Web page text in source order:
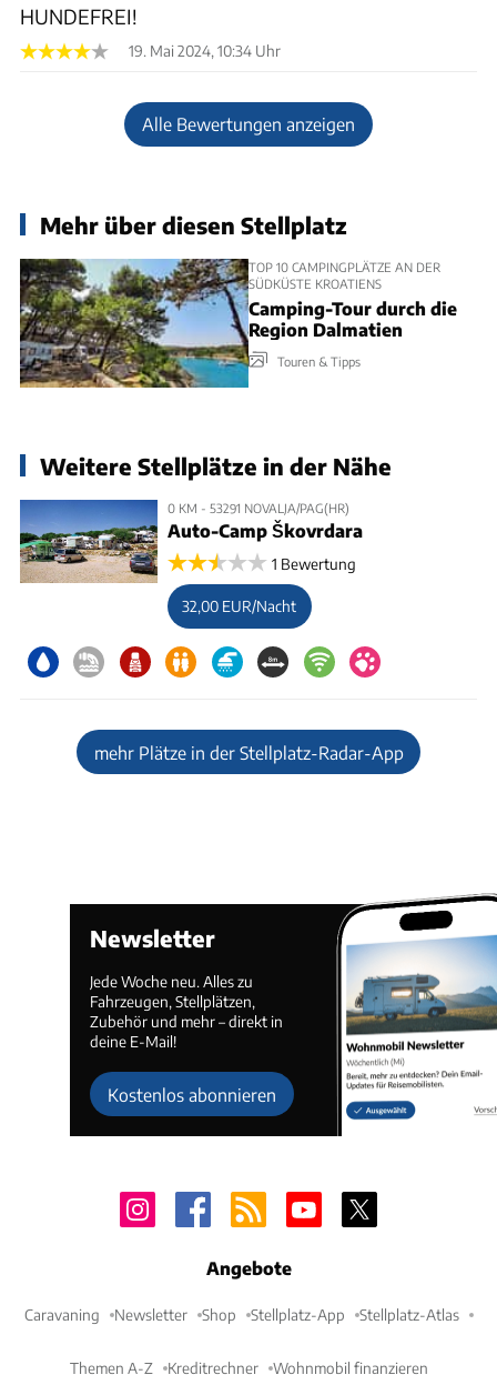
HUNDEFREI!
19. Mai 2024, 10:34 Uhr
Alle Bewertungen anzeigen
Mehr über diesen Stellplatz
TOP 10 CAMPINGPLÄTZE AN DER
SÜDKÜSTE KROATIENS
Camping-Tour durch die
Region Dalmatien
Touren & Tipps
Weitere Stellplätze in der Nähe
0 KM - 53291 NOVALJA/PAG(HR)
Auto-Camp Škovrdara
1 Bewertung
32,00 EUR/Nacht
mehr Plätze in der Stellplatz-Radar-App
Newsletter
Jede Woche neu. Alles zu
Fahrzeugen, Stellplätzen,
Zubehör und mehr – direkt in
deine E-Mail!
Kostenlos abonnieren
Angebote
Caravaning Newsletter Shop Stellplatz-App Stellplatz-Atlas
Themen A-Z Kreditrechner Wohnmobil finanzieren